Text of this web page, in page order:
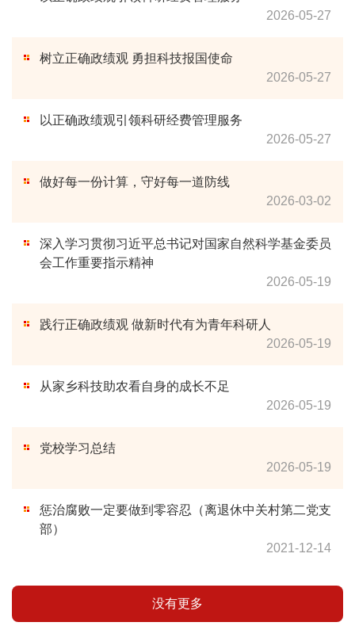
2026-05-27
树立正确政绩观 勇担科技报国使命
2026-05-27
以正确政绩观引领科研经费管理服务
2026-05-27
做好每一份计算，守好每一道防线
2026-03-02
深入学习贯彻习近平总书记对国家自然科学基金委员
会工作重要指示精神
2026-05-19
践行正确政绩观 做新时代有为青年科研人
2026-05-19
从家乡科技助农看自身的成长不足
2026-05-19
党校学习总结
2026-05-19
惩治腐败一定要做到零容忍（离退休中关村第二党支
部）
2021-12-14
没有更多